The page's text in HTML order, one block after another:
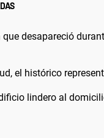
que desapareció
el histórico
lindero al